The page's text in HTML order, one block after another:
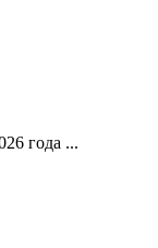
года ...